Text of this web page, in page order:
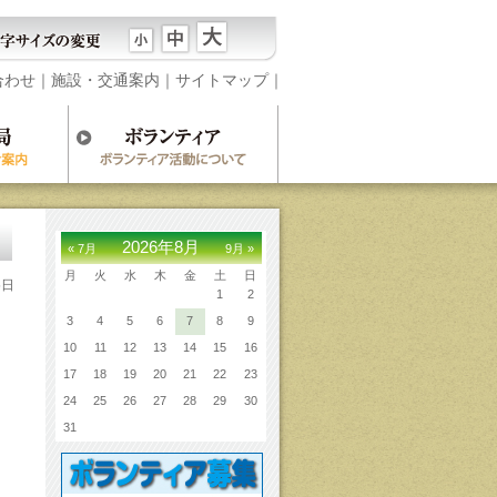
わせ ｜ 施設・交通案内 ｜ サイトマップ｜
« 7月 9月 »
2026年8月
月 火 水 木 金 土
日
1
2
3
4 5 6 7 8
9
10
11 12 13 14 15
16
17
18 19 20 21 22
23
24
25 26 27 28 29
30
31